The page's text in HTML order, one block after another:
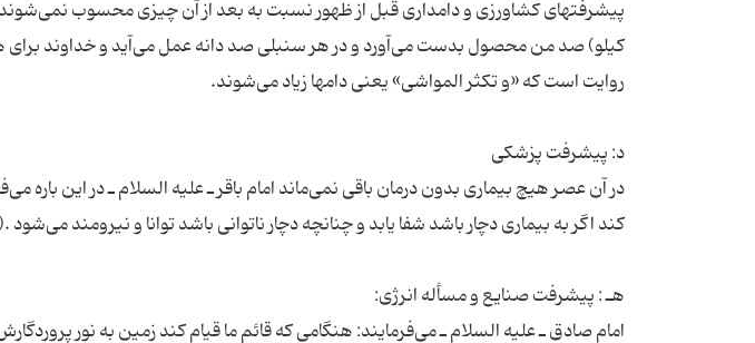
در آن عصر هیچ بیماری بدون درمان باقی نمی‌ماند امام باقر ـ علیه السلام ـ در این باره
امام صادق ـ علیه السلام ـ می‌فرمایند: هنگامی كه قائم ما قیام كند زمین به نور